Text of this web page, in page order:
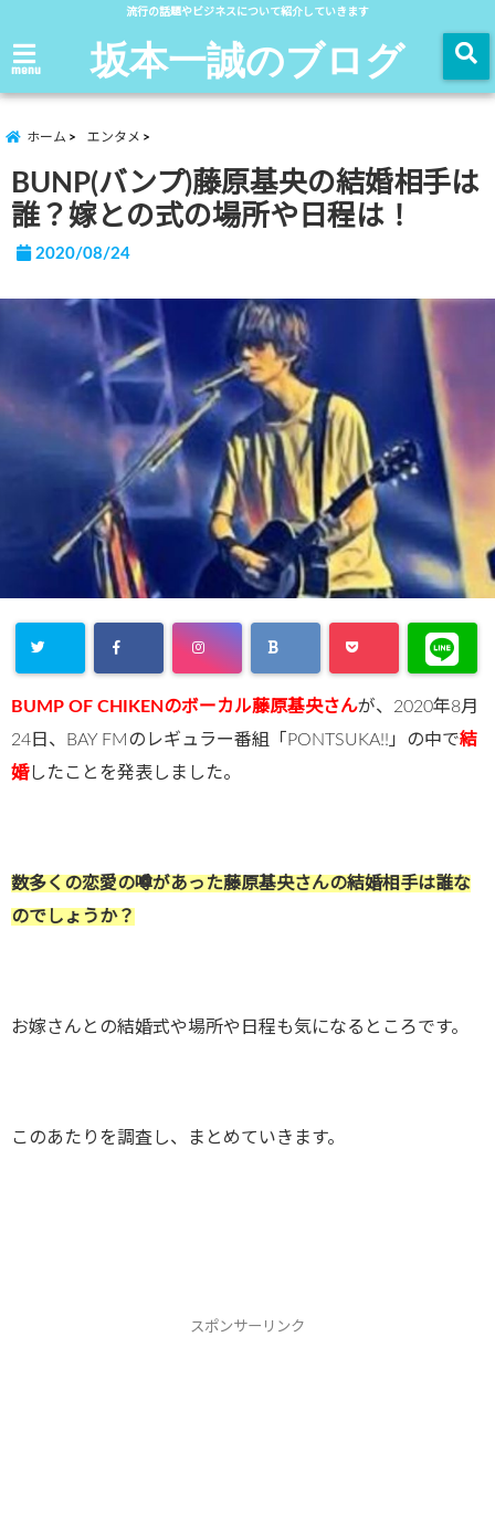
流行の話題やビジネスについて紹介していきます
menu 坂本一誠のブログ
ホーム エンタメ
BUNP(バンプ)藤原基央の結婚相手は
誰？嫁との式の場所や日程は！
2020/08/24
BUMP OF CHIKENのボーカル藤原基央さんが、2020年8月
24日、BAY FMのレギュラー番組「PONTSUKA!!」の中で結
婚したことを発表しました。
数多くの恋愛の噂があった藤原基央さんの結婚相手は誰な
のでしょうか？
お嫁さんとの結婚式や場所や日程も気になるところです。
このあたりを調査し、まとめていきます。
スポンサーリンク